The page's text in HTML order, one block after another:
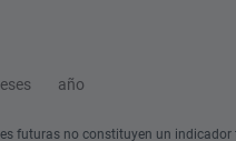
año
futuras no constituyen un indicador